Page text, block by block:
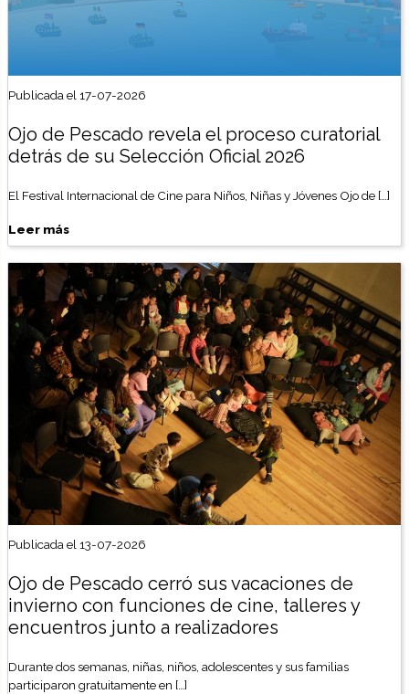
Publicada el 17-07-2026
Ojo de Pescado revela el proceso curatorial
detrás de su Selección Oficial 2026
El Festival Internacional de Cine para Niños, Niñas y Jóvenes Ojo de […]
Leer más
Publicada el 13-07-2026
Ojo de Pescado cerró sus vacaciones de
invierno con funciones de cine, talleres y
encuentros junto a realizadores
Durante dos semanas, niñas, niños, adolescentes y sus familias
participaron gratuitamente en […]